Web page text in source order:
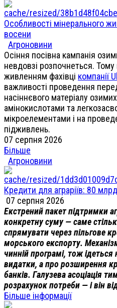
Особливості мінерального
восени
Агроновини
Осіння посівна кампанія
невдовзі розпочнеться.
живленням фахівці компанії
важливості проведення
насіннєвого матеріалу
амінокислотами та
мікроелементами і на
підживлень.
07 серпня 2026
Більше
Агроновини
Кредити для аграріїв: 80
07 серпня 2026
Екстрений пакет підтримки
конкретну суму — саме
спрямувати через пільгове
морського експорту.
чинній програмі, тож
видатки, а про розширення
банків. Галузева асоціація
розрахунок потреби — і він
Більше інформації